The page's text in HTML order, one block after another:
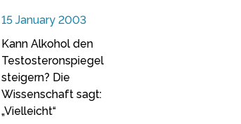
15 January 2003
Kann Alkohol den
Testosteronspiegel
steigern? Die
Wissenschaft sagt:
„Vielleicht“